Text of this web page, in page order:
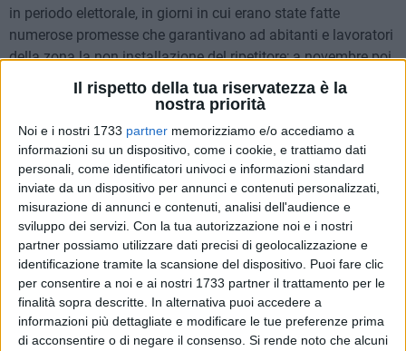
Il rispetto della tua riservatezza è la
nostra priorità
Noi e i nostri 1733 partner memorizziamo e/o accediamo a
informazioni su un dispositivo, come i cookie, e trattiamo dati
personali, come identificatori univoci e informazioni standard
inviate da un dispositivo per annunci e contenuti personalizzati,
misurazione di annunci e contenuti, analisi dell'audience e
sviluppo dei servizi. Con la tua autorizzazione noi e i nostri
partner possiamo utilizzare dati precisi di geolocalizzazione e
identificazione tramite la scansione del dispositivo. Puoi fare clic
per consentire a noi e ai nostri 1733 partner il trattamento per le
finalità sopra descritte. In alternativa puoi accedere a
informazioni più dettagliate e modificare le tue preferenze prima
di acconsentire o di negare il consenso. Si rende noto che alcuni
in periodo elettorale, in giorni in cui erano state fatte
numerose promesse che garantivano ad abitanti e lavoratori
della zona la non installazione del ripetitore; a novembre poi,
gli stessi abitanti e lavoratori hanno visto elevarsi quello che
loro chiamano "fungo di metallo", in sole 24 ore. In così poco
tempo infatti l'antenna, sottraendo spazio al verde pubblico,
si è eretta al centro di quella rotatoria di viale Ippocrate che
veicola tre lunghi viali, tra cui quello che conduce al
vicinissimo ospedale di Barletta.
La reazione è stata spontanea e immediata. Il comitato
BarlettaH24, costituito dai lavoratori del complesso che si
affaccia sulla rotatoria e che ospita circa 60 unità lavorative,
ha infatti deciso di organizzare una manifestazione pacifica
stabilendo le dinamiche di protesta in sole 24ore. La via
adottata è stata quella delflash-mob : i protestanti si sono